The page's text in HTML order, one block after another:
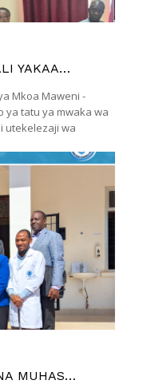
YAKAA
Mkoa Maweni -
ya tatu ya mwaka wa
utekelezaji wa
MUHAS